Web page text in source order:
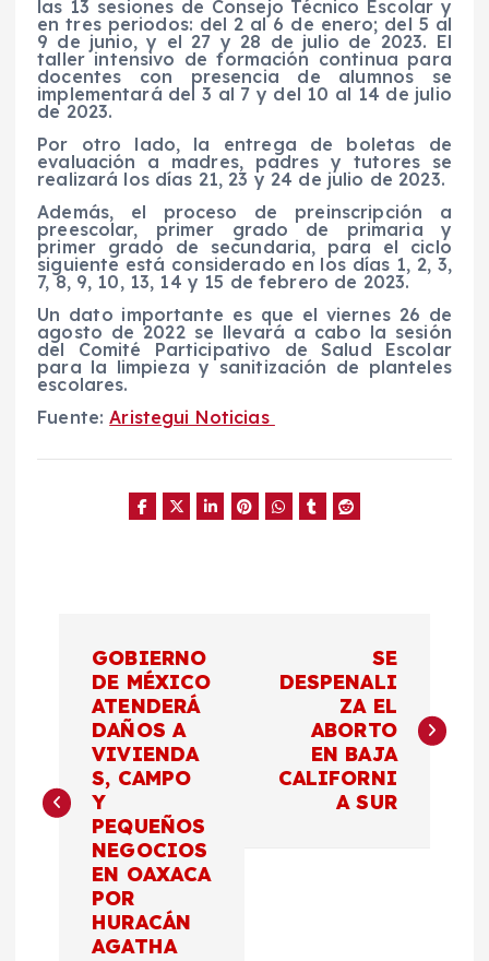
las 13 sesiones de Consejo Técnico Escolar y
en tres periodos: del 2 al 6 de enero; del 5 al
9 de junio, y el 27 y 28 de julio de 2023. El
taller intensivo de formación continua para
docentes con presencia de alumnos se
implementará del 3 al 7 y del 10 al 14 de julio
de 2023.
Por otro lado, la entrega de boletas de
evaluación a madres, padres y tutores se
realizará los días 21, 23 y 24 de julio de 2023.
Además, el proceso de preinscripción a
preescolar, primer grado de primaria y
primer grado de secundaria, para el ciclo
siguiente está considerado en los días 1, 2, 3,
7, 8, 9, 10, 13, 14 y 15 de febrero de 2023.
Un dato importante es que el viernes 26 de
agosto de 2022 se llevará a cabo la sesión
del Comité Participativo de Salud Escolar
para la limpieza y sanitización de planteles
escolares.
Fuente:Aristegui Noticias
e
GOBIERNO
DE MÉXICO
ATENDERÁ
DAÑOS A
VIVIENDA
S, CAMPO
Y
PEQUEÑOS
NEGOCIOS
EN OAXACA
POR
HURACÁN
AGATHA
SE
DESPENALI
ZA EL
ABORTO
EN BAJA
CALIFORNI
A SUR